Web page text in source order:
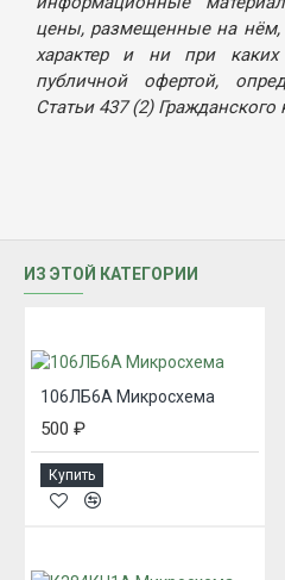
цены, размещенные на
характер и ни при каких
публичной офертой,
Статьи 437 (2) Гражданского
ИЗ ЭТОЙ КАТЕГОРИИ
106ЛБ6А Микросхема
500 ₽
Купить